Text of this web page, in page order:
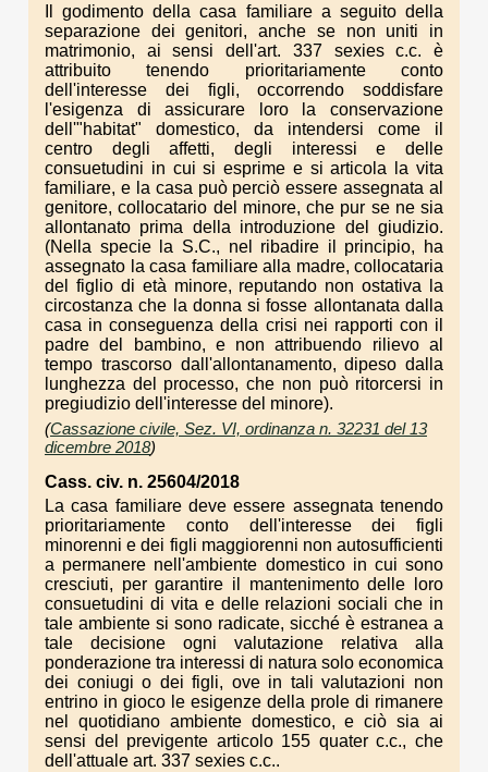
Il godimento della casa familiare a seguito della
separazione dei genitori, anche se non uniti in
matrimonio, ai sensi dell'art. 337 sexies c.c. è
attribuito tenendo prioritariamente conto
dell'interesse dei figli, occorrendo soddisfare
l'esigenza di assicurare loro la conservazione
dell'"habitat" domestico, da intendersi come il
centro degli affetti, degli interessi e delle
consuetudini in cui si esprime e si articola la vita
familiare, e la casa può perciò essere assegnata al
genitore, collocatario del minore, che pur se ne sia
allontanato prima della introduzione del giudizio.
(Nella specie la S.C., nel ribadire il principio, ha
assegnato la casa familiare alla madre, collocataria
del figlio di età minore, reputando non ostativa la
circostanza che la donna si fosse allontanata dalla
casa in conseguenza della crisi nei rapporti con il
padre del bambino, e non attribuendo rilievo al
tempo trascorso dall'allontanamento, dipeso dalla
lunghezza del processo, che non può ritorcersi in
pregiudizio dell'interesse del minore).
(Cassazione civile, Sez. VI, ordinanza n. 32231 del 13
dicembre 2018)
Cass. civ. n. 25604/2018
La casa familiare deve essere assegnata tenendo
prioritariamente conto dell'interesse dei figli
minorenni e dei figli maggiorenni non autosufficienti
a permanere nell'ambiente domestico in cui sono
cresciuti, per garantire il mantenimento delle loro
consuetudini di vita e delle relazioni sociali che in
tale ambiente si sono radicate, sicché è estranea a
tale decisione ogni valutazione relativa alla
ponderazione tra interessi di natura solo economica
dei coniugi o dei figli, ove in tali valutazioni non
entrino in gioco le esigenze della prole di rimanere
nel quotidiano ambiente domestico, e ciò sia ai
sensi del previgente articolo 155 quater c.c., che
dell'attuale art. 337 sexies c.c..